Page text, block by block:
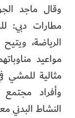
وقال ماجد
مطارات دبي:
الرياضة،
مواعيد
مثالية للمشي
النشاط البدني